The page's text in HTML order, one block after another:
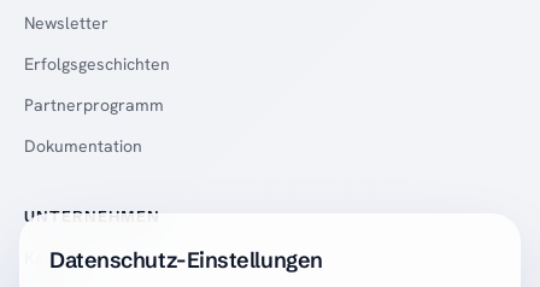
Newsletter
Erfolgsgeschichten
Partnerprogramm
Dokumentation
UNTERNEHMEN
Karriere
Datenschutz-Einstellungen